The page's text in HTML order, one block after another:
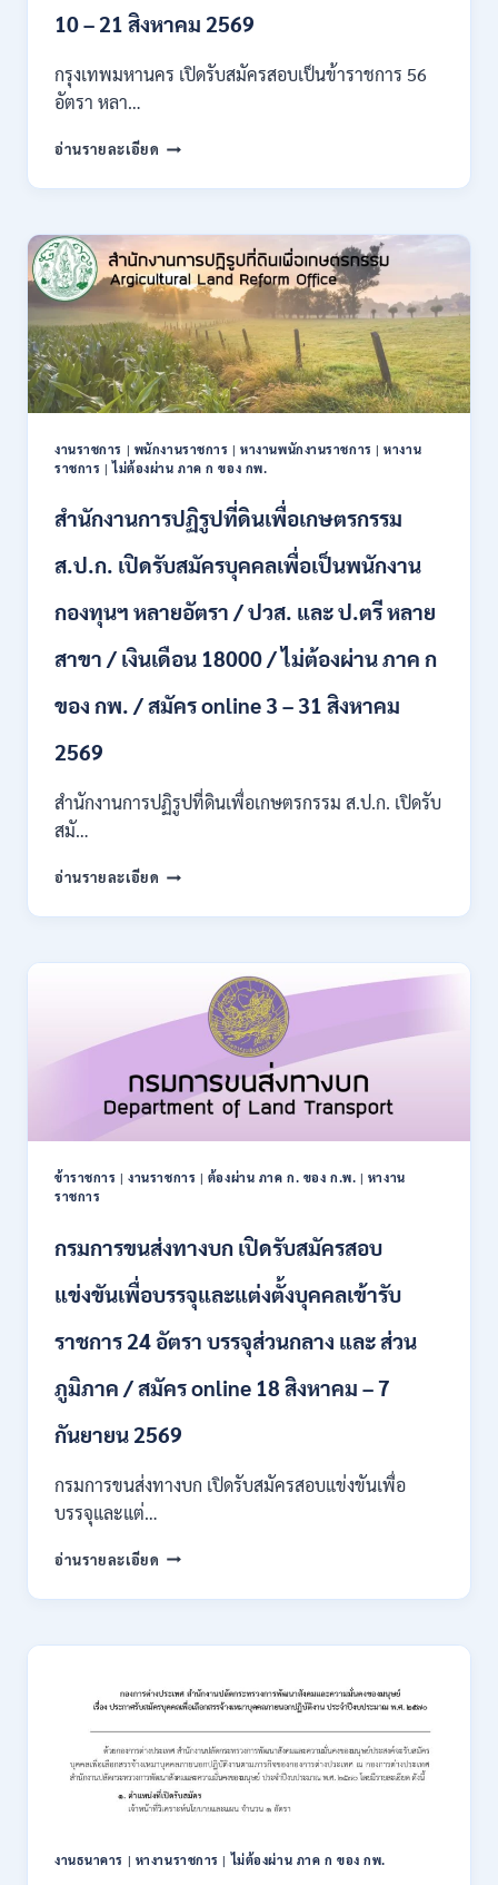
23,290
สมัคร
ONLINE
26
10 – 21 สิงหาคม 2569
กรุงเทพมหานคร เปิดรับสมัครสอบเป็นข้าราชการ 56
อัตรา หลา…
อ่านรายละเอียด กรุงเทพมหานคร
รับ
สอบ
เป็น
ข้าราชการ
56
อัตรา
หลาย
ตำแหน่ง
/
ปวช.
ป.ตรี
หลาย
/
ต้อง
ภาค
ของ
/
–
28780
10
21
2569
งานราชการ | พนักงานราชการ |หางานพนักงานราชการ |หางาน
ราชการ |ไม่ต้องผ่าน ภาค ก ของ กพ.
สำนักงานการปฏิรูปที่ดินเพื่อเกษตรกรรม
ส.ป.ก. เปิดรับสมัครบุคคลเพื่อเป็นพนักงาน
กองทุนฯ หลายอัตรา / ปวส. และ ป.ตรี หลาย
สาขา / เงินเดือน 18000 / ไม่ต้องผ่าน ภาค ก
ของ กพ. / สมัคร online 3 – 31 สิงหาคม
2569
สำนักงานการปฏิรูปที่ดินเพื่อเกษตรกรรม ส.ป.ก. เปิดรับ
สมั…
อ่านรายละเอียด สำนักงาน
ปฏิรูป
เพื่อ
เกษตรกรรม
เปิด
สมัคร
บุคคล
เพื่อ
เป็น
กอง
อัตรา
ปวส.
ป.ตรี
สาขา
เงิน
/
ผ่าน
กพ.
สมัคร
ONLINE
–
31
สิงหาคม
ข้าราชการ |งานราชการ | ต้องผ่าน ภาค ก. ของ ก.พ. | หางาน
ราชการ
กรมการขนส่งทางบก เปิดรับสมัครสอบ
แข่งขันเพื่อบรรจุและแต่งตั้งบุคคลเข้ารับ
ราชการ 24 อัตรา บรรจุส่วนกลาง และ ส่วน
ภูมิภาค / สมัคร online 18 สิงหาคม – 7
กันยายน 2569
กรมการขนส่งทางบก เปิดรับสมัครสอบแข่งขันเพื่อ
บรรจุและแต่…
อ่านรายละเอียด กรม
ขนส่ง
บก
รับ
สมัคร
สอบ
แข่งขัน
เพื่อ
บรรจุ
ตั้ง
งานธนาคาร | หางานราชการ |ไม่ต้องผ่าน ภาค ก ของ กพ.